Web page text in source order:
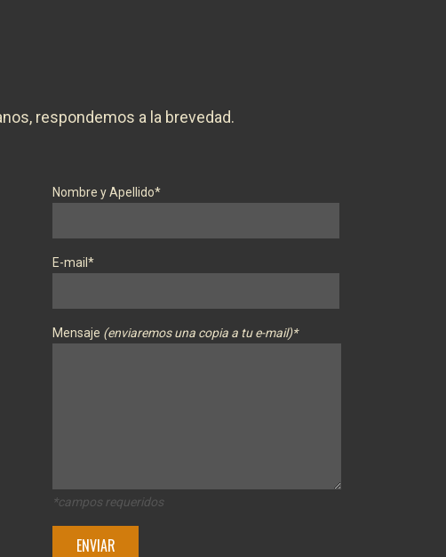
respondemos a la brevedad.
Nombre y Apellido*
E-mail*
Mensaje (enviaremos una copia a tu e-mail)*
*campos requeridos